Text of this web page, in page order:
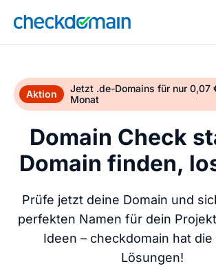
Aktion
Jetzt .de-Domains für nur 0,07
Monat
Domain Check
Domain finden,
Prüfe jetzt deine Domain und
perfekten Namen für dein
Ideen – checkdomain hat die
Lösungen!